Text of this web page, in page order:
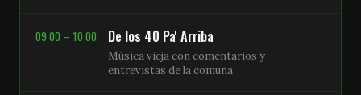
09:00 – 10:00 De los 40 Pa' Arriba
Música vieja con comentarios y
entrevistas de la comuna